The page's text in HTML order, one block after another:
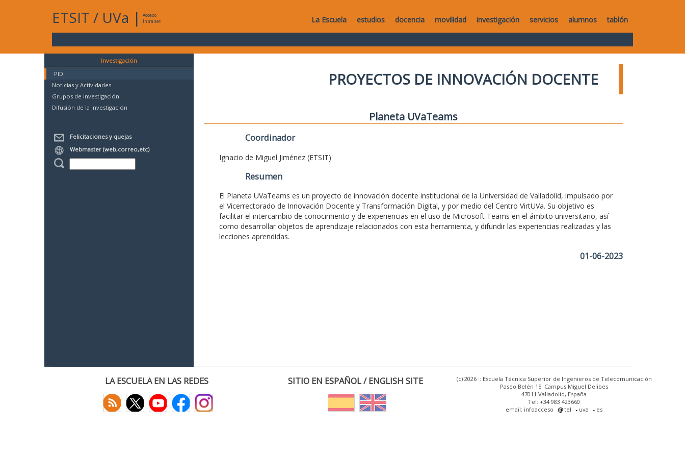
ETSIT / UVa |
Acceso
Intranet
La Escuela estudios docencia movilidad investigación servicios alumnos tablón
Investigación
PID
Noticias y Actividades
Grupos de investigación
Difusión de la investigación
Felicitaciones y quejas
Webmaster (web,correo,etc)
PROYECTOS DE INNOVACIÓN DOCENTE
Planeta UVaTeams
Coordinador
Ignacio de Miguel Jiménez (ETSIT)
Resumen
El Planeta UVaTeams es un proyecto de innovación docente institucional de la Universidad de Valladolid, impulsado por
el Vicerrectorado de Innovación Docente y Transformación Digital, y por medio del Centro VirtUVa. Su objetivo es
facilitar el intercambio de conocimiento y de experiencias en el uso de Microsoft Teams en el ámbito universitario, así
como desarrollar objetos de aprendizaje relacionados con esta herramienta, y difundir las experiencias realizadas y las
lecciones aprendidas.
01-06-2023
LA ESCUELA EN LAS REDES SITIO EN ESPAÑOL / ENGLISH SITE
(c) 2026 :: Escuela Técnica Superior de Ingenieros de Telecomunicación
Paseo Belén 15. Campus Miguel Delibes
47011 Valladolid, España
Tel: +34 983 423660
email: infoacceso
tel uva es